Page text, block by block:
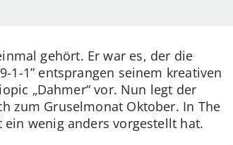
gehört. Er war es, der die
1-1” entsprangen seinem kreativen
„Dahmer“ vor. Nun legt der
zum Gruselmonat Oktober. In The
wenig anders vorgestellt hat.